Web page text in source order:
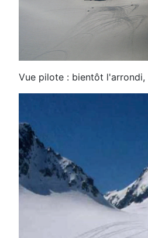
Vue pilote : bientôt l'arrondi,